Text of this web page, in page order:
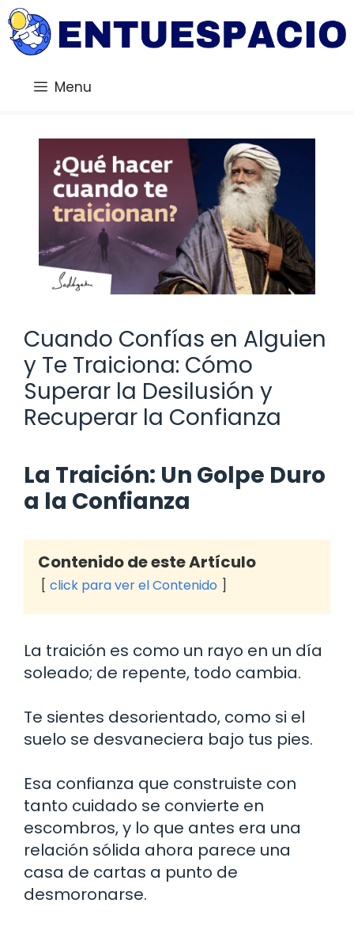
Saltar
al
contenido
Menu
Cuando Confías en Alguien
y Te Traiciona: Cómo
Superar la Desilusión y
Recuperar la Confianza
La Traición: Un Golpe Duro
a la Confianza
Contenido de este Artículo
click para ver el Contenido
La traición es como un rayo en un día
soleado; de repente, todo cambia.
Te sientes desorientado, como si el
suelo se desvaneciera bajo tus pies.
Esa confianza que construiste con
tanto cuidado se convierte en
escombros, y lo que antes era una
relación sólida ahora parece una
casa de cartas a punto de
desmoronarse.